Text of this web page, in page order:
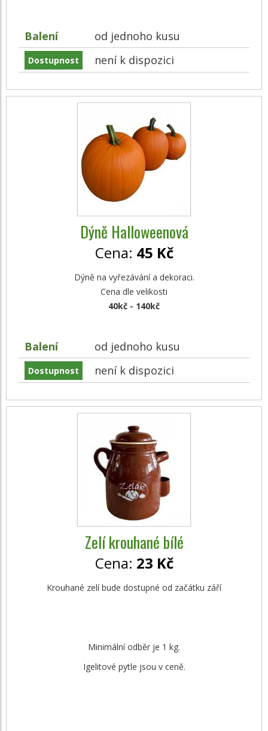
Balení od jednoho kusu
Dostupnost není k dispozici
Dýně Halloweenová
Cena: 45 Kč
Dýně na vyřezávání a dekoraci.
Cena dle velikosti
40kč - 140kč
Balení od jednoho kusu
Dostupnost není k dispozici
Zelí krouhané bílé
Cena: 23 Kč
Krouhané zelí bude dostupné od začátku září
Minimální odběr je 1 kg.
Igelitové pytle jsou v ceně.